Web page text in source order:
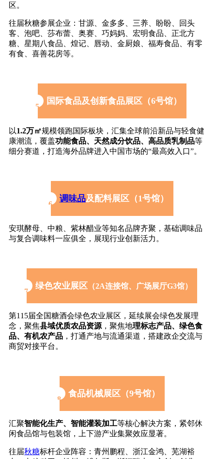
区。
往届秋糖参展企业：甘源、金多多、三养、盼盼、回头
客、泡吧、 莎布蕾 、奥赛、巧妈妈、宏明食品、正北方
糖、星期八食品、煌记、唇动、金厨娘、福寿食品、 有零
有食 、喜善花房等。
5
国际食品及创新食品展区（6号馆）
以1.2万㎡规模领跑国际板块，汇集全球前沿新品与轻食健
康潮流，覆盖功能食品、天然成分饮品、高品质乳制品等
细分赛道，打造海外品牌进入中国市场的“最高效入口”。
6
调味品及配料展区（1号馆）
安琪酵母、中粮、 紫林醋业等知名品牌齐聚，基础调味品
与复合调味料一应俱全，展现行业创新活力。
7
绿色农业展区 （2A连接馆、广场展厅G3馆）
第115届全国糖酒会绿色农业展区，延续展会绿色发展理
念，聚焦县域优质农品资源 ，聚焦地理标志产品、绿色食
品、有机农产品 ，打通产地与流通渠道，搭建政企交流与
商贸对接平台。
8
食品机械展区（9号馆）
汇聚智能化生产、智能灌装加工等核心解决方案，紧邻休
闲食品馆与包装馆，上下游产业集聚效应显著。
往届秋糖标杆企业阵容：青州鹏程、浙江金鸿、芜湖裕